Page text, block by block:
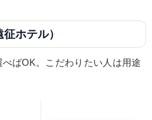
ホテル）
べばOK。こだわりたい人は用途